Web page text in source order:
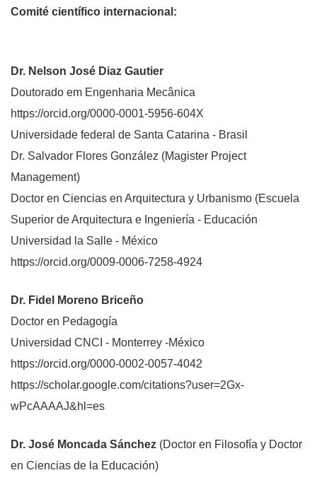
Comité científico internacional:
Dr. Nelson José Diaz Gautier
Doutorado em Engenharia Mecânica
https://orcid.org/0000-0001-5956-604X
Universidade federal de Santa Catarina - Brasil
Dr. Salvador Flores González (Magister Project
Management)
Doctor en Ciencias en Arquitectura y Urbanismo (Escuela
Superior de Arquitectura e Ingeniería - Educación
Universidad la Salle - México
https://orcid.org/0009-0006-7258-4924
Dr. Fidel Moreno Briceño
Doctor en Pedagogía
Universidad CNCI - Monterrey -México
https://orcid.org/0000-0002-0057-4042
https://scholar.google.com/citations?user=2Gx-
wPcAAAAJ&hl=es
Dr. José Moncada Sánchez (Doctor en Filosofía y Doctor
en Ciencias de la Educación)